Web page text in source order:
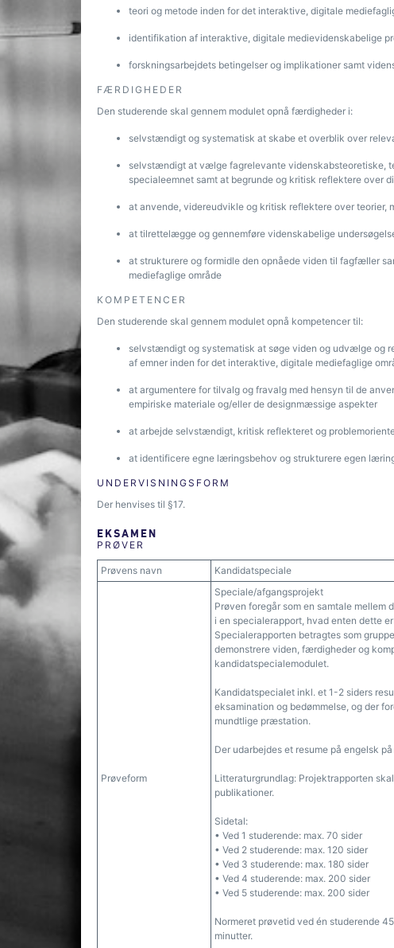
teori og metode inden for det interaktive, digitale
identifikation af interaktive, digitale medievidenskabelige
forskningsarbejdets betingelser og implikationer samt
FÆRDIGHEDER
Den studerende skal gennem modulet opnå færdigheder i:
selvstændigt og systematisk at skabe et overblik over
selvstændigt at vælge fagrelevante videnskabsteoretiske,
specialeemnet samt at begrunde og kritisk reflektere over
at anvende, videreudvikle og kritisk reflektere over teorier,
at tilrettelægge og gennemføre videnskabelige
at strukturere og formidle den opnåede viden til fagfæller
mediefaglige område
KOMPETENCER
Den studerende skal gennem modulet opnå kompetencer til:
selvstændigt og systematisk at søge viden og udvælge og
af emner inden for det interaktive, digitale mediefaglige
at argumentere for tilvalg og fravalg med hensyn til de
empiriske materiale og/eller de designmæssige aspekter
at arbejde selvstændigt, kritisk reflekteret og
at identificere egne læringsbehov og strukturere egen
UNDERVISNINGSFORM
Der henvises til §17.
EKSAMEN
PRØVER
Prøvens navn Kandidatspeciale
Prøveform
Speciale/afgangsprojekt
Prøven foregår som en samtale mellem
i en specialerapport, hvad enten dette
Specialerapporten betragtes som
demonstrere viden, færdigheder og
kandidatspecialemodulet.
Kandidatspecialet inkl. et 1-2 siders
eksamination og bedømmelse, og der
mundtlige præstation.
Der udarbejdes et resume på engelsk
Litteraturgrundlag: Projektrapporten
publikationer.
Sidetal:
• Ved 1 studerende: max. 70 sider
• Ved 2 studerende: max. 120 sider
• Ved 3 studerende: max. 180 sider
• Ved 4 studerende: max. 200 sider
• Ved 5 studerende: max. 200 sider
Normeret prøvetid ved én studerende
minutter.